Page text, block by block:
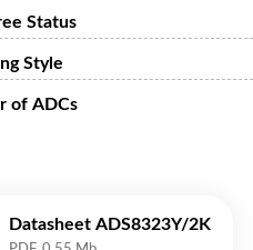
Status
Style
of ADCs
Datasheet ADS8323Y/2K